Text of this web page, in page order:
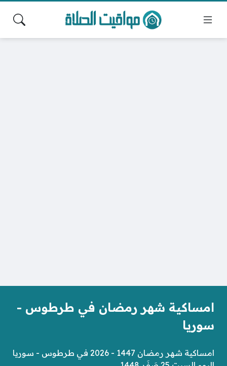
امساكية شهر رمضان في طرطوس -
سوريا
امساكية شهر رمضان 1447 - 2026 في طرطوس - سوريا